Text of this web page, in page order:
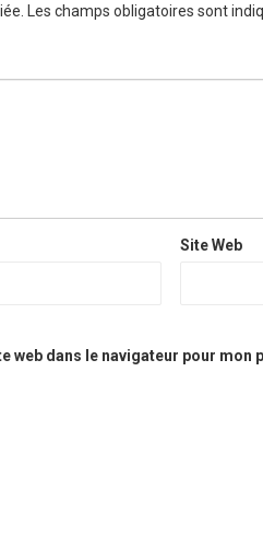
Les champs obligatoires sont
Site Web
web dans le navigateur pour mon